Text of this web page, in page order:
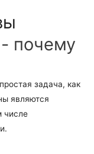
почему
задача, как
являются
числе